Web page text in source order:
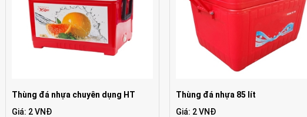
Thùng đá nhựa chuyên dụng HT
Giá: 2 VNĐ
Thùng đá nhựa 85 lít
Giá: 2 VNĐ